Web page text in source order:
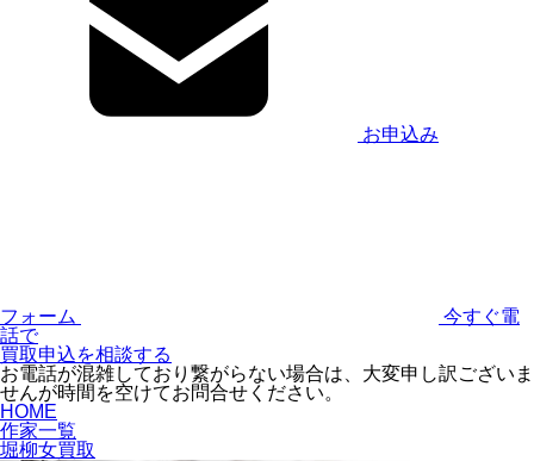
お申込み
フォーム
今すぐ電
話で
買取申込を相談する
お電話が混雑しており繋がらない場合は、大変申し訳ございま
せんが時間を空けてお問合せください。
HOME
作家一覧
堀柳女買取